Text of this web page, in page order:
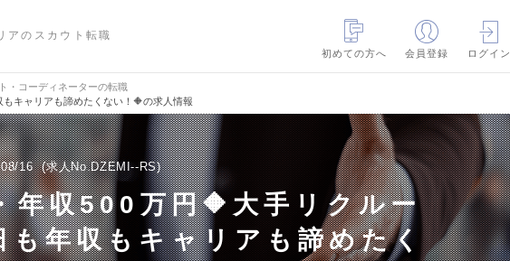
アのスカウト転職
初めての方へ
会員登録 ログイン
・コーディネーターの転職
キャリアも諦めたくない！🔶の求人情報
16 求人No.DZEMI--RS
年収500万円🔶大手リクルー
も年収もキャリアも諦めたく